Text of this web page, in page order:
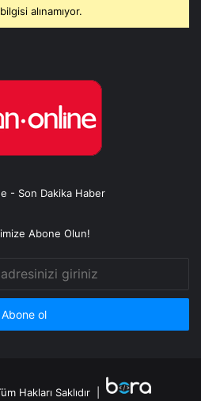
alınamıyor.
- Son Dakika Haber
Abone Olun!
Hakları Saklıdır |